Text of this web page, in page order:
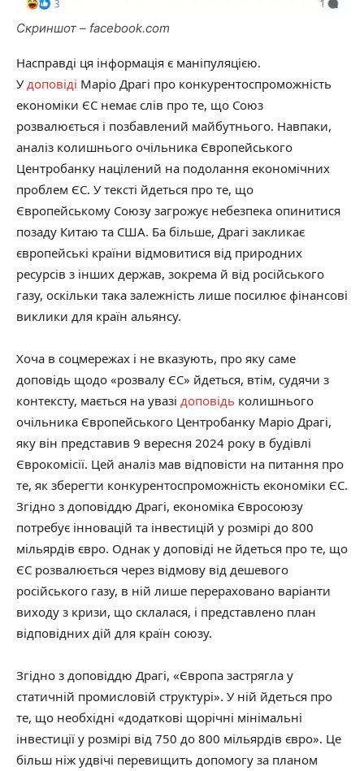
Скриншот – facebook.com
Насправді ця інформація є маніпуляцією.
У доповіді Маріо Драгі про конкурентоспроможність
економіки ЄС немає слів про те, що Союз
розвалюється і позбавлений майбутнього. Навпаки,
аналіз колишнього очільника Європейського
Центробанку націлений на подолання економічних
проблем ЄС. У тексті йдеться про те, що
Європейському Союзу загрожує небезпека опинитися
позаду Китаю та США. Ба більше, Драгі закликає
європейські країни відмовитися від природних
ресурсів з інших держав, зокрема й від російського
газу, оскільки така залежність лише посилює фінансові
виклики для країн альянсу.
Хоча в соцмережах і не вказують, про яку саме
доповідь щодо «розвалу ЄС» йдеться, втім, судячи з
контексту, мається на увазі доповідь колишнього
очільника Європейського Центробанку Маріо Драгі,
яку він представив 9 вересня 2024 року в будівлі
Єврокомісії. Цей аналіз мав відповісти на питання про
те, як зберегти конкурентоспроможність економіки ЄС.
Згідно з доповіддю Драгі, економіка Євросоюзу
потребує інновацій та інвестицій у розмірі до 800
мільярдів євро. Однак у доповіді не йдеться про те, що
ЄС розвалюється через відмову від дешевого
російського газу, в ній лише перераховано варіанти
виходу з кризи, що склалася, і представлено план
відповідних дій для країн союзу.
Згідно з доповіддю Драгі, «Європа застрягла у
статичній промисловій структурі». У ній йдеться про
те, що необхідні «додаткові щорічні мінімальні
інвестиції у розмірі від 750 до 800 мільярдів євро». Це
більш ніж удвічі перевищить допомогу за планом